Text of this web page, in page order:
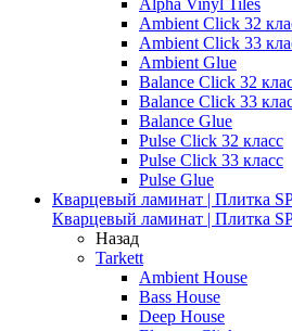
Alpha Vinyl Tiles
Ambient Click 32
Ambient Click 33
Ambient Glue
Balance Click 32
Balance Click 33
Balance Glue
Pulse Click 32 класс
Pulse Click 33 класс
Pulse Glue
Кварцевый ламинат | Плитка
Кварцевый ламинат | Плитка
Назад
Tarkett
Ambient House
Bass House
Deep House